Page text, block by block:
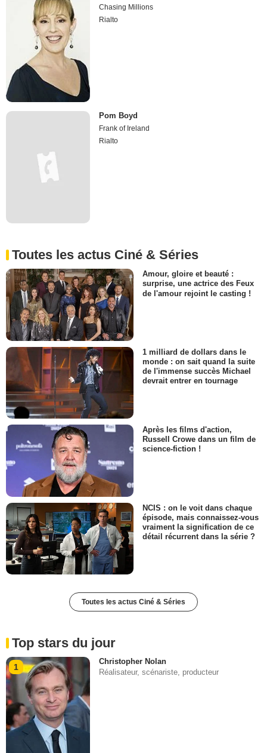
Chasing Millions
Rialto
Pom Boyd
Frank of Ireland
Rialto
Toutes les actus Ciné & Séries
Amour, gloire et beauté :
surprise, une actrice des Feux
de l'amour rejoint le casting !
1 milliard de dollars dans le
monde : on sait quand la suite
de l'immense succès Michael
devrait entrer en tournage
Après les films d'action,
Russell Crowe dans un film de
science-fiction !
NCIS : on le voit dans chaque
épisode, mais connaissez-vous
vraiment la signification de ce
détail récurrent dans la série ?
Toutes les actus Ciné & Séries
Top stars du jour
1
Christopher Nolan
Réalisateur, scénariste, producteur